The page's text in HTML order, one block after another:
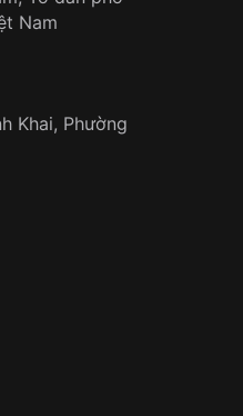
thanh toán trực tiếp
hàng
hàng trong suốt quá
Nam
Khai, Phường